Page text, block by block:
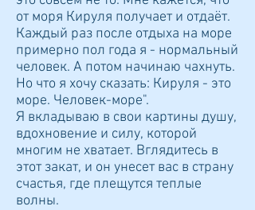
от моря Кируля получает и отдаёт.
Каждый раз после отдыха на море
примерно пол года я - нормальный
человек. А потом начинаю чахнуть.
Но что я хочу сказать: Кируля - это
море. Человек-море".
Я вкладываю в свои картины душу,
вдохновение и силу, которой
многим не хватает. Вглядитесь в
этот закат, и он унесет вас в страну
счастья, где плещутся теплые
волны.